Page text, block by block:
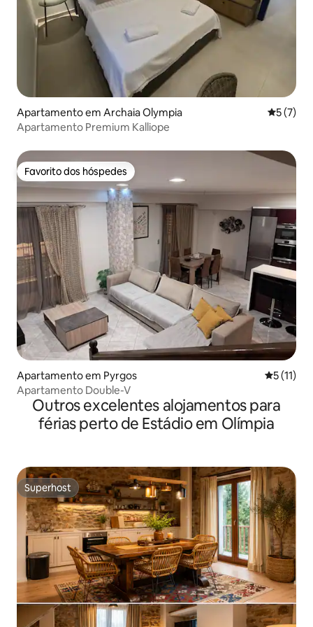
Apartamento em Archaia Olympia
5 (7)
Apartamento Premium Kalliope
Favorito dos hóspedes
Favorito dos hóspedes
Apartamento em Pyrgos
5 (11)
Apartamento Double-V
Outros excelentes alojamentos para
férias perto de Estádio em Olímpia
Superhost
Superhost